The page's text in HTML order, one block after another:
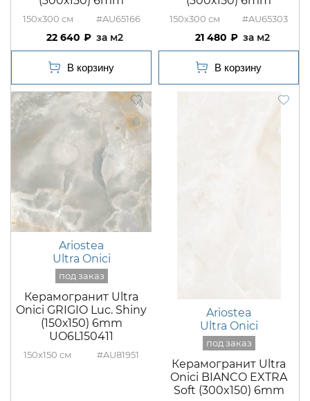
150x300 #AU65166
22 640 м2
150x300 #AU65303
21 480 м2
Ariostea
Ultra Onici
Керамогранит Ultra
Onici GRIGIO Luc. Shiny
(150х150) 6mm
UO6L150411
150x150 #AU81951
Ariostea
Ultra Onici
Керамогранит Ultra
Onici BIANCO EXTRA
Soft (300x150) 6mm